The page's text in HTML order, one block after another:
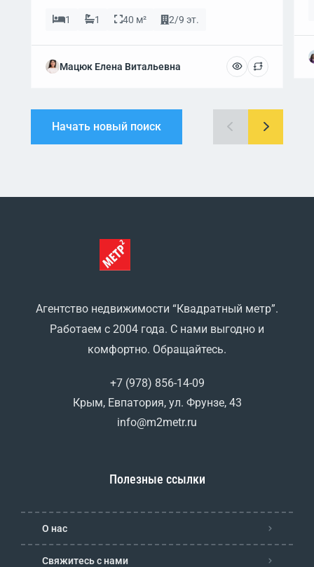
1 1 40 м² 2/9 эт.
Мацюк Елена Витальевна
Начать новый поиск
Агентство недвижимости “Квадратный метр”.
Работаем с 2004 года. С нами выгодно и
комфортно. Обращайтесь.
+7 (978) 856-14-09
Крым, Евпатория, ул. Фрунзе, 43
info@m2metr.ru
Полезные ссылки
О нас
Свяжитесь с нами